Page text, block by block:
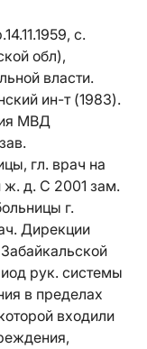
с.
обл),
власти.
ин-т (1983).
МВД
гл. врач на
ж. д. С 2001 зам.
г.
Дирекции
рук. системы
в пределах
входили